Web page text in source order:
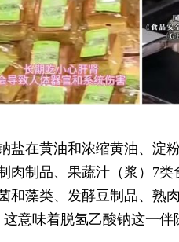
盐在黄油和浓缩黄油、淀
肉制品、果蔬汁（浆）7
和藻类、发酵豆制品、熟
意味着脱氢乙酸钠这一